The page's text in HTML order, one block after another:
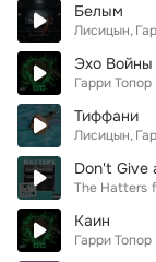
Белым
Лисицын
Гарри Топор
Тиффани
Лисицын
Don't Give
The Hatters
Каин
Гарри Топор